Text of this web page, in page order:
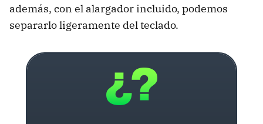
además, con el alargador incluido, podemos
separarlo ligeramente del teclado.